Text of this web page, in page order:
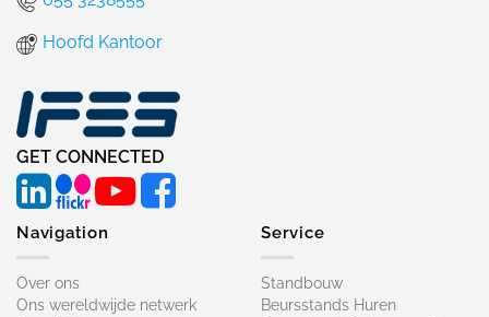
Hoofd Kantoor
GET CONNECTED
Navigation
Over ons
Ons wereldwijde netwerk
Service
Standbouw
Beursstands Huren